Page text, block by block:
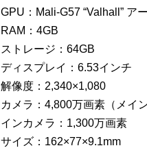
GPU：Mali-G57 “Valhall” ア
RAM：4GB
ストレージ：64GB
ディスプレイ：6.53インチ
解像度：2,340×1,080
カメラ：4,800万画素（メイ
インカメラ：1,300万画素
サイズ：162×77×9.1mm